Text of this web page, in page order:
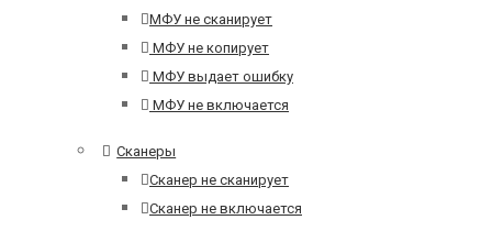
МФУ не сканирует
МФУ не копирует
МФУ выдает ошибку
МФУ не включается
Сканеры
Сканер не сканирует
Сканер не включается